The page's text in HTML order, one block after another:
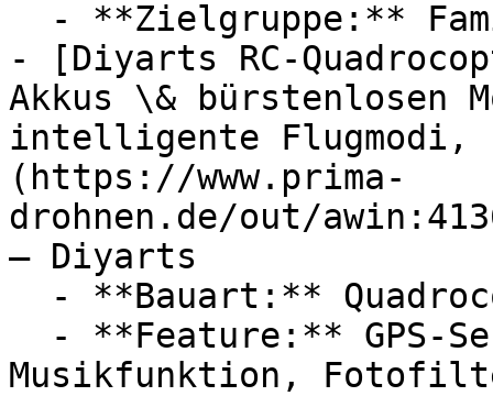
- [Diyarts RC-
Akkus \& bürstenlosen
intelligente Flugmodi,
(https://www.prima-
drohnen.de/out/
— Diyarts
Musikfunktion,